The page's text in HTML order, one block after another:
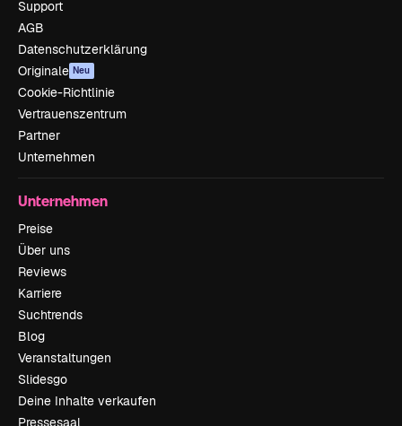
Support
AGB
Datenschutzerklärung
Originale Neu
Cookie-Richtlinie
Vertrauenszentrum
Partner
Unternehmen
Unternehmen
Preise
Über uns
Reviews
Karriere
Suchtrends
Blog
Veranstaltungen
Slidesgo
Deine Inhalte verkaufen
Pressesaal